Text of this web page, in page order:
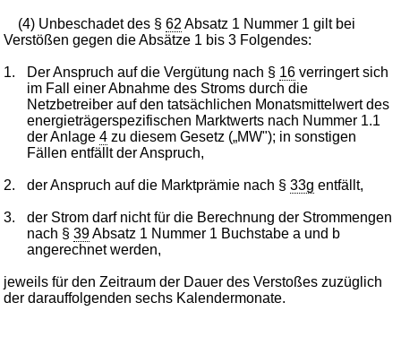
(4) Unbeschadet des §62 Absatz 1 Nummer 1 gilt bei
Verstößen gegen die Absätze 1 bis 3 Folgendes:
1. Der Anspruch auf die Vergütung nach § 16 verringert sich
im Fall einer Abnahme des Stroms durch die
Netzbetreiber auf den tatsächlichen Monatsmittelwert des
energieträgerspezifischen Marktwerts nach Nummer 1.1
der Anlage4 zu diesem Gesetz („MW"); in sonstigen
Fällen entfällt der Anspruch,
2. der Anspruch auf die Marktprämie nach §33g entfällt,
3.
der Strom darf nicht für die Berechnung der Strommengen
nach §39Absatz 1 Nummer 1 Buchstabe a und b
angerechnet werden,
jeweils für den Zeitraum der Dauer des Verstoßes zuzüglich
der darauffolgenden sechs Kalendermonate.